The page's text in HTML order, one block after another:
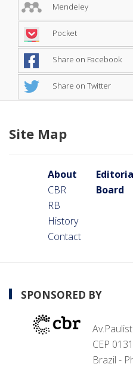
Mendeley
Pocket
Share on Facebook
Share on Twitter
Site Map
About
CBR
RB
History
Contact
Board
SPONSORED BY
CEP
Brazil -